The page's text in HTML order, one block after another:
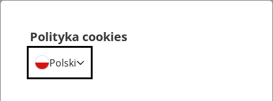
Polityka cookies
Polski